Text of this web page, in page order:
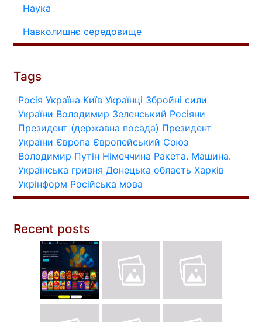
Наука
Навколишнє середовище
Tags
Росія Україна Київ Українці Збройні сили
України Володимир Зеленський Росіяни
Президент (державна посада) Президент
України Європа Європейський Союз
Володимир Путін Німеччина Ракета. Машина.
Українська гривня Донецька область Харків
Укрінформ Російська мова
Recent posts